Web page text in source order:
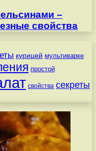
–
свойства
курицей мультиварке
простой
свойства секреты